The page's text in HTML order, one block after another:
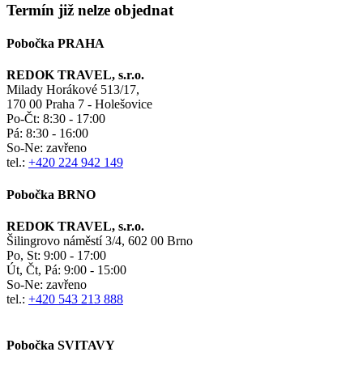
Termín již nelze objednat
Pobočka PRAHA
REDOK TRAVEL, s.r.o.
Milady Horákové 513/17,
170 00 Praha 7 - Holešovice
Po-Čt: 8:30 - 17:00
Pá: 8:30 - 16:00
So-Ne: zavřeno
tel.: +420 224 942 149
Pobočka BRNO
REDOK TRAVEL, s.r.o.
Šilingrovo náměstí 3/4, 602 00 Brno
Po, St: 9:00 - 17:00
Út, Čt, Pá: 9:00 - 15:00
So-Ne: zavřeno
tel.: +420 543 213 888
Pobočka SVITAVY